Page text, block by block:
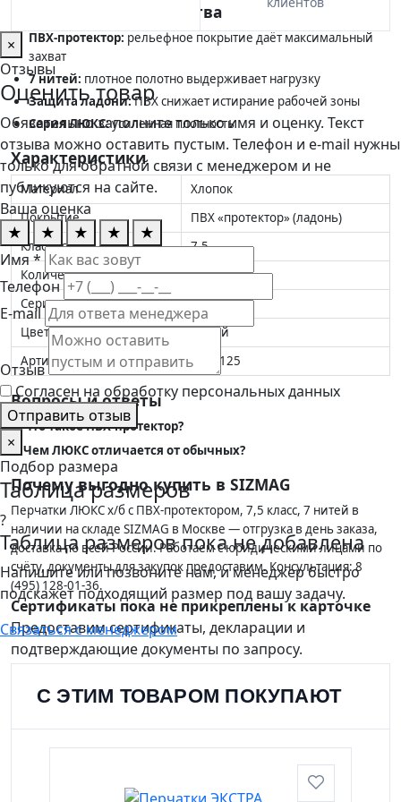
Ключевые преимущества
ПВХ-протектор: рельефное покрытие даёт максимальный
захват
7 нитей: плотное полотно выдерживает нагрузку
Защита ладони:ПВХ снижает истирание рабочей зоны
Серия ЛЮКС:усиленная плотность
Характеристики
Материал
Хлопок
Покрытие
ПВХ «протектор» (ладонь)
Класс вязки
7,5
Количество нитей
7
Серия
ЛЮКС
Цвет
Белый
Артикул
4001125
Вопросы и ответы
Что такое ПВХ-протектор?
Чем ЛЮКС отличается от обычных?
Почему выгодно купить в SIZMAG
Перчатки ЛЮКС х/б с ПВХ-протектором, 7,5 класс, 7 нитей в
наличии на складе SIZMAG в Москве — отгрузка в день заказа,
доставка по всей России. Работаем с юридическими лицами по
счёту, документы для закупок предоставим. Консультация: 8
(495) 128-01-36.
Сертификаты пока не прикреплены к карточке
Предоставим сертификаты, декларации и
подтверждающие документы по запросу.
Доставка:по Москве, регионам России и СНГ
транспортными компаниями.
Самовывоз:возможен со склада по согласованию с
менеджером.
безналичный расчет для юридических лиц,
×
Отзывы
Оценить товар
Обязательно заполните только имя и оценку. Текст
отзыва можно оставить пустым. Телефон и e-mail нужны
только для обратной связи с менеджером и не
публикуются на сайте.
Ваша оценка
★
★ ★ ★
★
Имя *
Телефон
E-mail
Отзыв
Согласен на обработку персональных данных
Отправить отзыв
×
Подбор размера
Таблица размеров
?
Таблица размеров пока не добавлена
Напишите или позвоните нам, и менеджер быстро
подскажет подходящий размер под вашу задачу.
Связаться с менеджером
С ЭТИМ ТОВАРОМ ПОКУПАЮТ